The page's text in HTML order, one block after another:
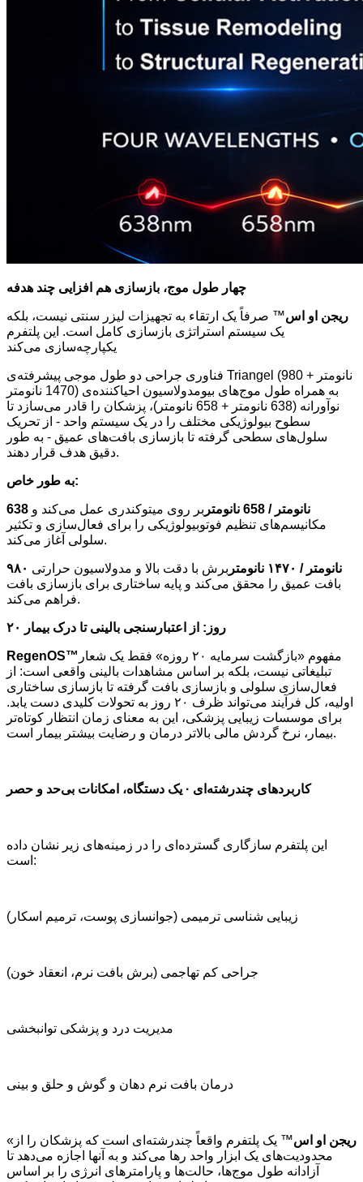
چهار طول موج، بازسازی هم افزایی چند هدفه
ریجن او اس™ صرفاً یک ارتقاء به تجهیزات لیزر سنتی نیست، بلکه
یک سیستم استراتژی بازسازی کامل است. این پلتفرم
یکپارچه‌سازی می‌کند
فناوری جراحی دو طول موجی پیشرفته‌ی Triangel (980 نانومتر +
1470 نانومتر) به همراه طول موج‌های بیومدولاسیون احیاکننده‌ی
نوآورانه (638 نانومتر + 658 نانومتر)، پزشکان را قادر می‌سازد تا
سطوح بیولوژیکی مختلف را در یک سیستم واحد - از تحریک
سلول‌های سطحی گرفته تا بازسازی بافت‌های عمیق - به طور
دقیق هدف قرار دهند.
به طور خاص:
638 نانومتر / 658 نانومتر
بر روی میتوکندری عمل می‌کند و
مکانیسم‌های تنظیم فوتوبیولوژیکی را برای فعال‌سازی و تکثیر
سلولی آغاز می‌کند.
۹۸۰ نانومتر / ۱۴۷۰ نانومتر
برش با دقت بالا و مدولاسیون حرارتی
بافت عمیق را محقق می‌کند و پایه ساختاری برای بازسازی بافت
فراهم می‌کند.
۲۰ روز: از اعتبارسنجی بالینی تا درک بیمار
RegenOS™ مفهوم «بازگشت سرمایه ۲۰ روزه» فقط یک شعار
تبلیغاتی نیست، بلکه بر اساس مشاهدات بالینی واقعی است: از
فعال‌سازی سلولی و بازسازی بافت گرفته تا بازسازی ساختاری
اولیه، کل فرآیند می‌تواند ظرف ۲۰ روز به تحولات کلیدی دست یابد.
برای موسسات زیبایی پزشکی، این به معنای زمان انتظار کوتاه‌تر
بیمار، نرخ گردش مالی بالاتر درمان و رضایت بیشتر بیمار است.
کاربردهای چندرشته‌ای · یک دستگاه، امکانات بی‌حد و حصر
این پلتفرم سازگاری گسترده‌ای را در زمینه‌های زیر نشان داده
است:
زیبایی شناسی ترمیمی (جوانسازی پوست، ترمیم اسکار)
جراحی کم تهاجمی (برش بافت نرم، انعقاد خون)
مدیریت درد و پزشکی توانبخشی
درمان بافت نرم دهان و گوش و حلق و بینی
« ریجن او اس™ یک پلتفرم واقعاً چندرشته‌ای است که پزشکان را از
محدودیت‌های یک ابزار واحد رها می‌کند و به آنها اجازه می‌دهد تا
آزادانه طول موج‌ها، حالت‌ها و پارامترهای انرژی را بر اساس